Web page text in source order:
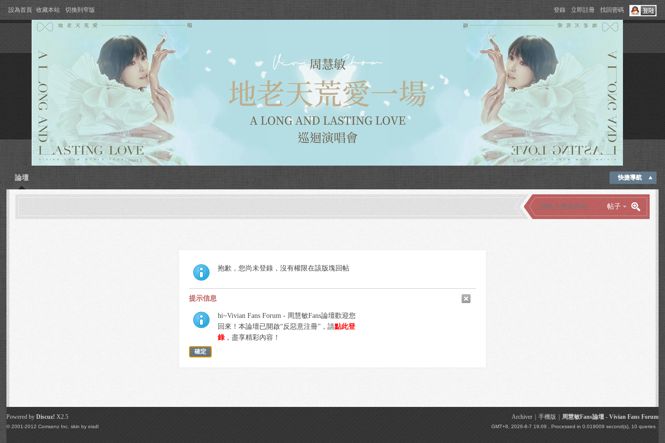
設為首頁 收藏本站 切換到窄版 登錄 立即註冊 找回密碼
快捷導航
論壇
帖子
抱歉，您尚未登錄，沒有權限在該版塊回帖
提示信息
hi~Vivian Fans Forum - 周慧敏Fans論壇歡迎您
回來！本論壇已開啟“反惡意注冊”，請點此登
錄，盡享精彩內容！
確定
Archiver 手機版 周慧敏Fans論壇 - Vivian Fans Forum
GMT+8, 2026-8-7 19:09 , Processed in 0.019009 second(s), 10 queries .
Powered byDiscuz! X2.5
© 2001-2012Comsenz Inc. skin byeisdl